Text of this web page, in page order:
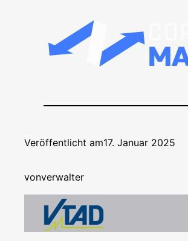
Veröffentlicht am17. Januar 2025
vonverwalter